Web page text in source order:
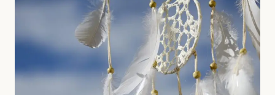
WELT
DER
UREINWOHNER,
SCHAMANEN,
ENERGETIKER
UND
ESOTERIKER